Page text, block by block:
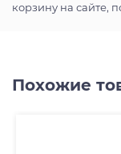
корзину на сайте,
Похожие